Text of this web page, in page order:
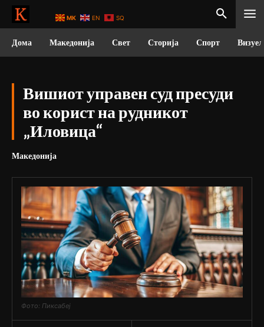
Дома Македонија Свет Сторија Спорт
Вишиот управен суд пресуди
во корист на рудникот
„Иловица“
Македонија
Фото: Пиксабеј
MK EN SQ